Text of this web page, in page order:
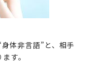
体非言語”と、相手
す。